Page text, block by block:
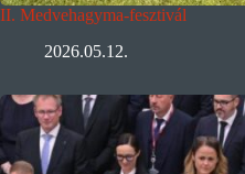
II. Medvehagyma-fesztivál
2026.05.12.